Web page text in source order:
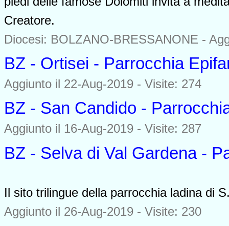
Creatore.
Diocesi: BOLZANO-BRESSANONE -
BZ - Ortisei - Parrocchia
Aggiunto il 22-Aug-2019 - Visite: 274
BZ - San Candido -
Aggiunto il 16-Aug-2019 - Visite: 287
BZ - Selva di Val Gardena -
Il sito trilingue della parrocchia ladina di
Aggiunto il 26-Aug-2019 - Visite: 230